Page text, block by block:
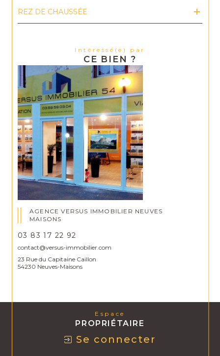
REZ DE CHAUSSÉE
Intéressé(e) par
CE BIEN ?
AGENCE VERSUS IMMOBILIER NEUVES
MAISONS
03 83 17 22 92
contact@versus-immobilier.com
23 Rue du Capitaine Caillon
54230 Neuves-Maisons
Espace
PROPRIÉTAIRE
Se connecter